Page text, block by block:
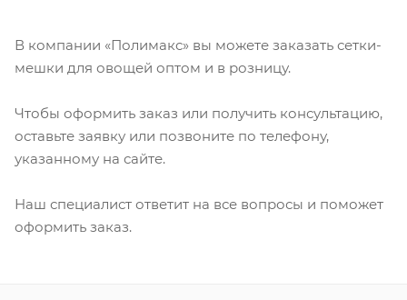
В компании «Полимакс» вы можете заказать сетки-
мешки для овощей оптом и в розницу.
Чтобы оформить заказ или получить консультацию,
оставьте заявку или позвоните по телефону,
указанному на сайте.
Наш специалист ответит на все вопросы и поможет
оформить заказ.